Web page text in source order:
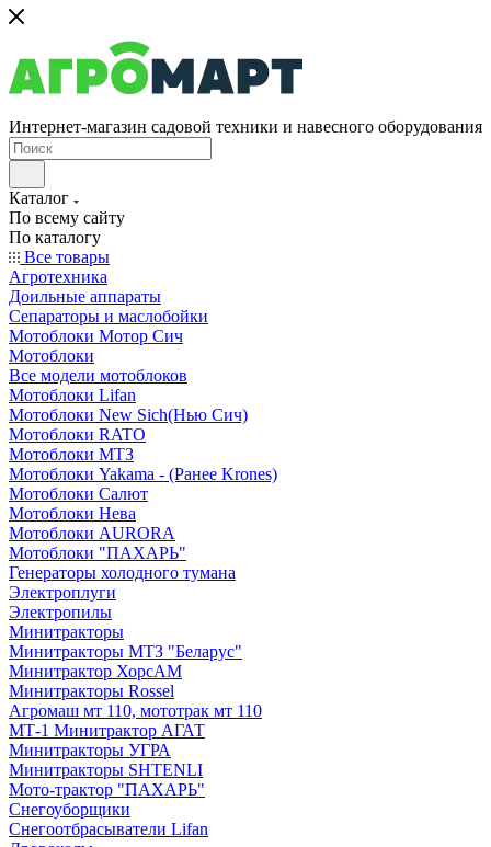
Интернет-магазин садовой техники и навесного оборудования
Каталог
По всему сайту
По каталогу
Все товары
Агротехника
Доильные аппараты
Сепараторы и маслобойки
Мотоблоки Мотор Сич
Мотоблоки
Все модели мотоблоков
Мотоблоки Lifan
Мотоблоки New Sich(Нью Сич)
Мотоблоки RATO
Мотоблоки МТЗ
Мотоблоки Yakama - (Ранее Krones)
Мотоблоки Салют
Мотоблоки Нева
Мотоблоки AURORA
Мотоблоки "ПАХАРЬ"
Генераторы холодного тумана
Электроплуги
Электропилы
Минитракторы
Минитракторы МТЗ "Беларус"
Минитрактор ХорсАМ
Минитракторы Rossel
Агромаш мт 110, мототрак мт 110
МТ-1 Минитрактор АГАТ
Минитракторы УГРА
Минитракторы SHTENLI
Мото-трактор "ПАХАРЬ"
Снегоуборщики
Снегоотбрасыватели Lifan